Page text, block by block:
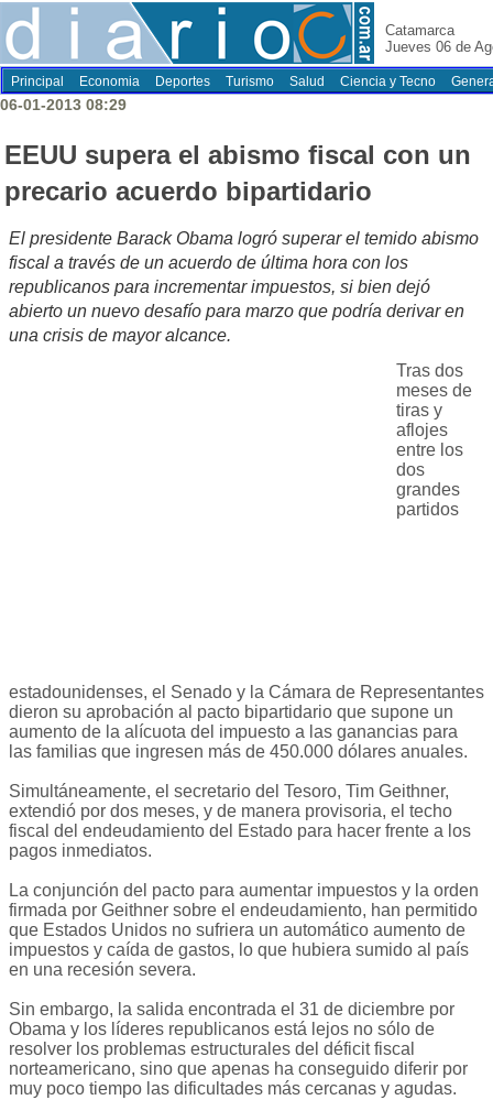
Catamarca
Jueves 06 de
Principal Economia Deportes Turismo Salud Ciencia y Tecno
06-01-2013 08:29
EEUU supera el abismo fiscal con un
precario acuerdo bipartidario
El presidente Barack Obama logró superar el temido abismo
fiscal a través de un acuerdo de última hora con los
republicanos para incrementar impuestos, si bien dejó
abierto un nuevo desafío para marzo que podría derivar en
una crisis de mayor alcance.
Tras dos
meses de
tiras y
aflojes
entre los
dos
grandes
partidos
estadounidenses, el Senado y la Cámara de Representantes
dieron su aprobación al pacto bipartidario que supone un
aumento de la alícuota del impuesto a las ganancias para
las familias que ingresen más de 450.000 dólares anuales.
Simultáneamente, el secretario del Tesoro, Tim Geithner,
extendió por dos meses, y de manera provisoria, el techo
fiscal del endeudamiento del Estado para hacer frente a los
pagos inmediatos.
La conjunción del pacto para aumentar impuestos y la orden
firmada por Geithner sobre el endeudamiento, han permitido
que Estados Unidos no sufriera un automático aumento de
impuestos y caída de gastos, lo que hubiera sumido al país
en una recesión severa.
Sin embargo, la salida encontrada el 31 de diciembre por
Obama y los líderes republicanos está lejos no sólo de
resolver los problemas estructurales del déficit fiscal
norteamericano, sino que apenas ha conseguido diferir por
muy poco tiempo las dificultades más cercanas y agudas.